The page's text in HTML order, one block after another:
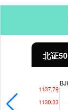
北证50